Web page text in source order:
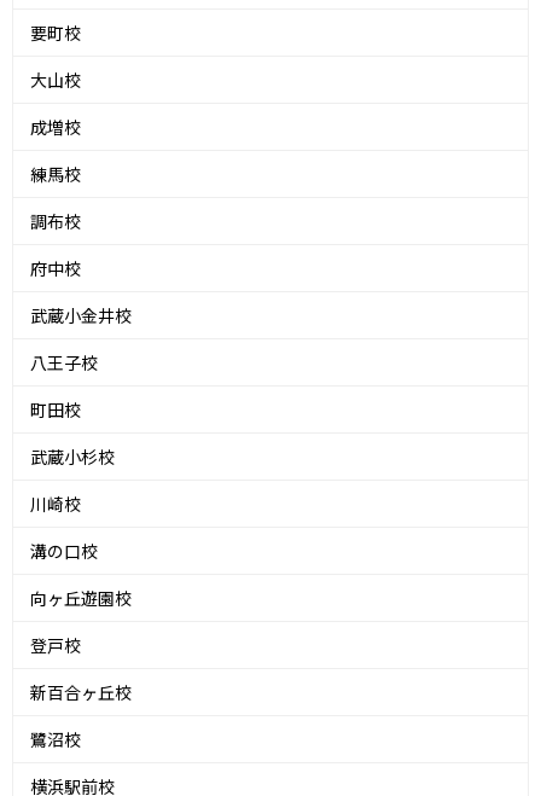
要町校
大山校
成増校
練馬校
調布校
府中校
武蔵小金井校
八王子校
町田校
武蔵小杉校
川崎校
溝の口校
向ヶ丘遊園校
登戸校
新百合ヶ丘校
鷺沼校
横浜駅前校